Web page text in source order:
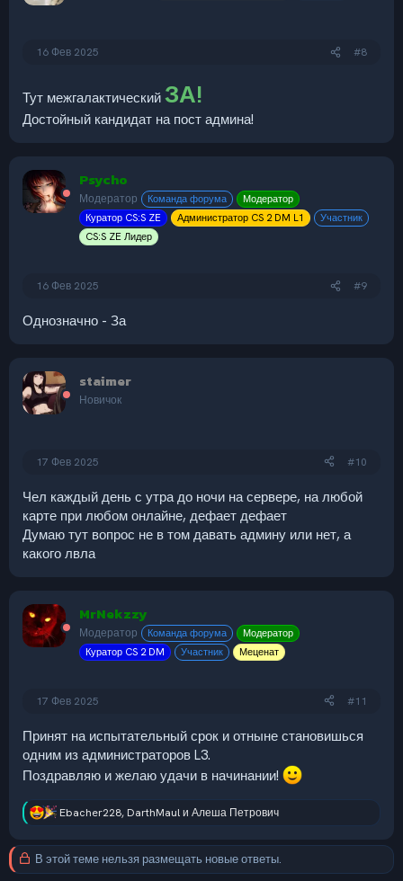
16 Фев 2025 #8
Тут межгалактический ЗА!
Достойный кандидат на пост админа!
Psycho
Модератор Команда форума
Модератор
Куратор CS:S ZE
Администратор CS 2 DM L1
Участник
CS:S ZE Лидер
16 Фев 2025 #9
Однозначно - За
staimer
Новичок
17 Фев 2025 #10
Чел каждый день с утра до ночи на сервере, на любой
карте при любом онлайне, дефает дефает
Думаю тут вопрос не в том давать админу или нет, а
какого лвла
MrNekzzy
Модератор Команда форума
Модератор
Куратор CS 2 DM
Участник Меценат
17 Фев 2025 #11
Принят на испытательный срок и отныне становишься
одним из администраторов L3.
Поздравляю и желаю удачи в начинании!
Р
а
к
ц
Ebacher228, DarthMaulи Алеша Петрович
В этой теме нельзя размещать новые ответы.